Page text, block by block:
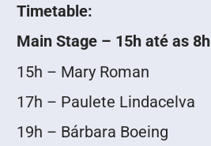
Timetable:
Main Stage – 15h até as 8h
15h – Mary Roman
17h – Paulete Lindacelva
19h – Bárbara Boeing